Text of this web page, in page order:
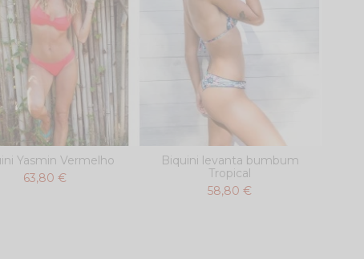
Yasmin Vermelho
63,80 €
Biquini levanta bumbum
Tropical
58,80 €